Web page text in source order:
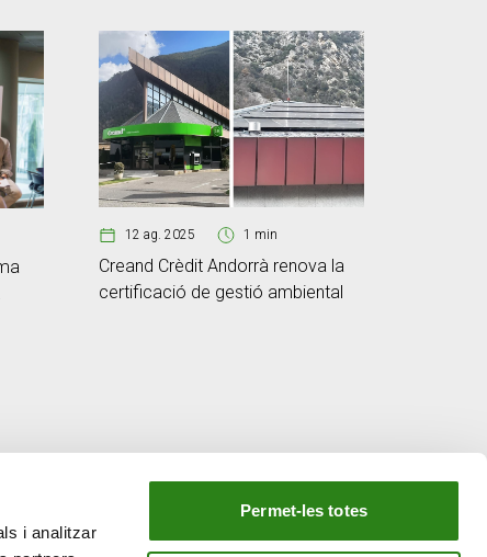
i analitzar
Permet-les totes
12 ag. 2025 1 min
Creand Crèdit Andorrà renova la
certificació de gestió ambiental
EL NOSTRE GRUP